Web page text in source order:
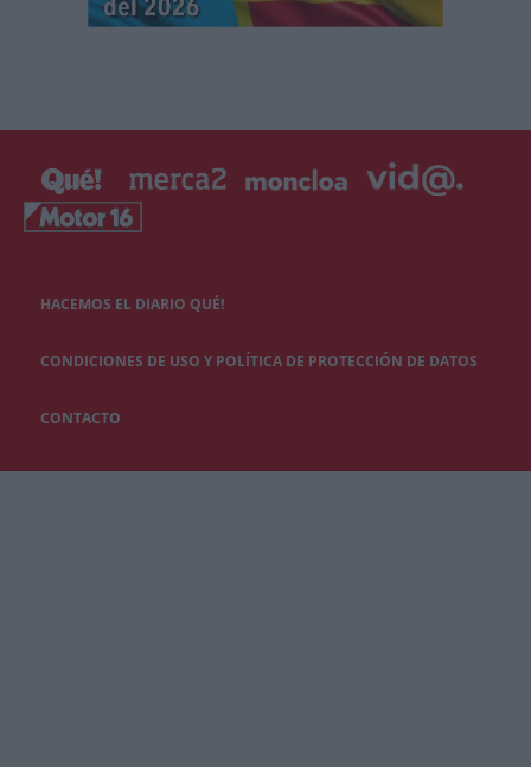
HACEMOS EL DIARIO QUÉ!
CONDICIONES DE USO Y POLÍTICA DE PROTECCIÓN DE DATOS
CONTACTO